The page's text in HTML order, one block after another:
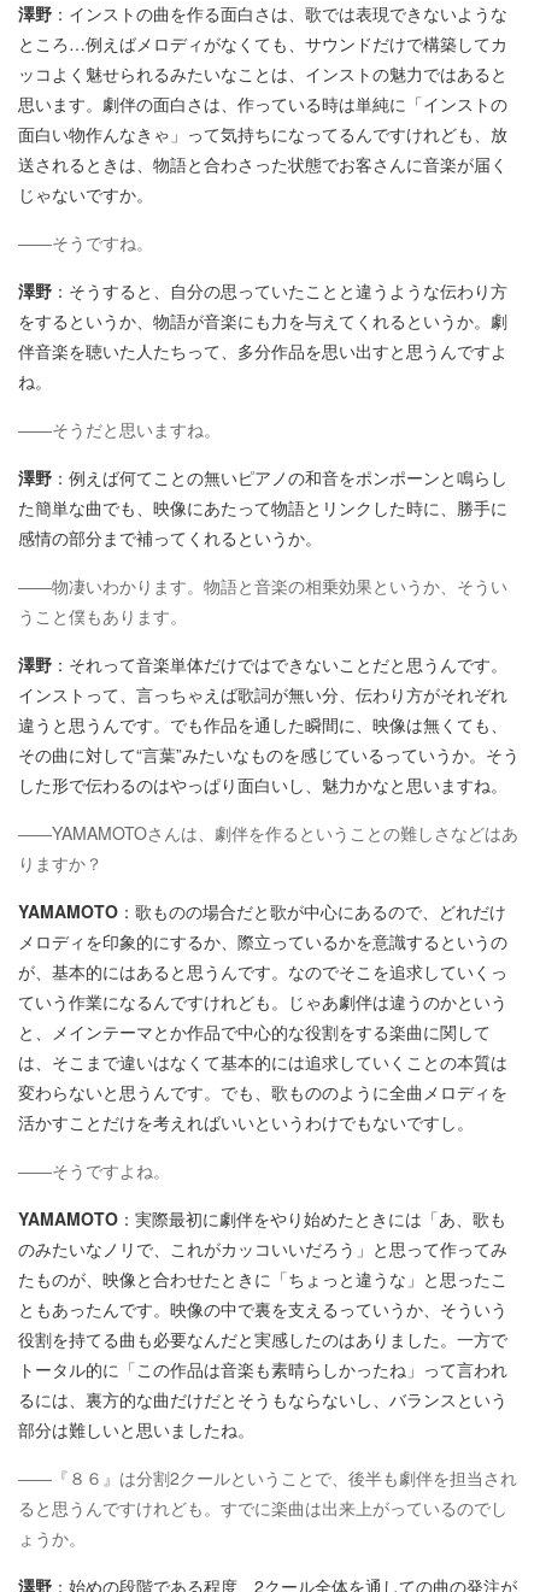
澤野 ：インストの曲を作る面白さは、歌では表現できないような
ところ…例えばメロディがなくても、サウンドだけで構築してカ
ッコよく魅せられるみたいなことは、インストの魅力ではあると
思います。劇伴の面白さは、作っている時は単純に「インストの
面白い物作んなきゃ」って気持ちになってるんですけれども、放
送されるときは、物語と合わさった状態でお客さんに音楽が届く
じゃないですか。
――そうですね。
澤野 ：そうすると、自分の思っていたことと違うような伝わり方
をするというか、物語が音楽にも力を与えてくれるというか。劇
伴音楽を聴いた人たちって、多分作品を思い出すと思うんですよ
ね。
――そうだと思いますね。
澤野 ：例えば何てことの無いピアノの和音をポンポーンと鳴らし
た簡単な曲でも、映像にあたって物語とリンクした時に、勝手に
感情の部分まで補ってくれるというか。
――物凄いわかります。物語と音楽の相乗効果というか、そうい
うこと僕もあります。
澤野 ：それって音楽単体だけではできないことだと思うんです。
インストって、言っちゃえば歌詞が無い分、伝わり方がそれぞれ
違うと思うんです。でも作品を通した瞬間に、映像は無くても、
その曲に対して“言葉”みたいなものを感じているっていうか。そう
した形で伝わるのはやっぱり面白いし、魅力かなと思いますね。
――YAMAMOTOさんは、劇伴を作るということの難しさなどはあ
りますか？
YAMAMOTO ：歌ものの場合だと歌が中心にあるので、どれだけ
メロディを印象的にするか、際立っているかを意識するというの
が、基本的にはあると思うんです。なのでそこを追求していくっ
ていう作業になるんですけれども。じゃあ劇伴は違うのかという
と、メインテーマとか作品で中心的な役割をする楽曲に関して
は、そこまで違いはなくて基本的には追求していくことの本質は
変わらないと思うんです。でも、歌もののように全曲メロディを
活かすことだけを考えればいいというわけでもないですし。
――そうですよね。
YAMAMOTO ：実際最初に劇伴をやり始めたときには「あ、歌も
のみたいなノリで、これがカッコいいだろう」と思って作ってみ
たものが、映像と合わせたときに「ちょっと違うな」と思ったこ
ともあったんです。映像の中で裏を支えるっていうか、そういう
役割を持てる曲も必要なんだと実感したのはありました。一方で
トータル的に「この作品は音楽も素晴らしかったね」って言われ
るには、裏方的な曲だけだとそうもならないし、バランスという
部分は難しいと思いましたね。
――『８６』は分割2クールということで、後半も劇伴を担当され
ると思うんですけれども。すでに楽曲は出来上がっているのでし
ょうか。
澤野 ：始めの段階である程度、2クール全体を通しての曲の発注が